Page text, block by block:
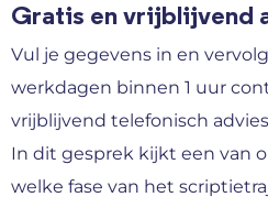
Gratis en vrijblijvend
Vul je gegevens in en
werkdagen binnen 1 uur
vrijblijvend telefonisch
In dit gesprek kijkt een van
welke fase van het